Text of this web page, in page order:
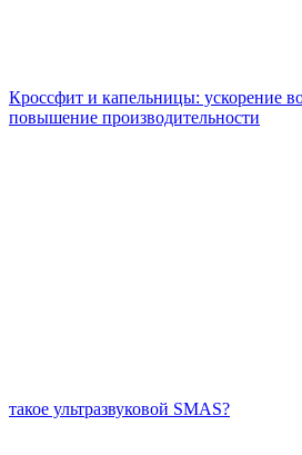
Кроссфит и капельницы: ускорение
повышение производительности
такое ультразвуковой SMAS?